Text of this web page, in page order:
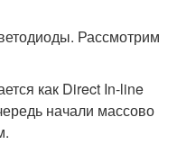
Рассмотрим
как Direct In-line
начали массово